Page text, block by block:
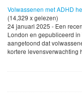
Volwassenen met ADHD
(14,329 x gelezen)
24 januari 2025 - Een
London en gepubliceerd
aangetoond dat
kortere levensverwachting